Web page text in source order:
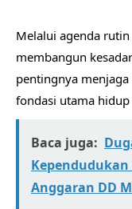
Melalui agenda
membangun
pentingnya
fondasi utama hidup
Baca juga:
Anggaran DD